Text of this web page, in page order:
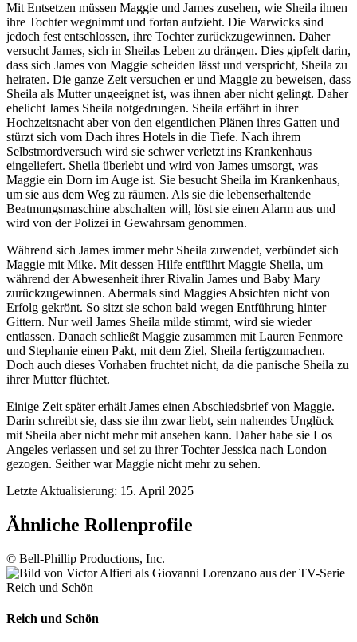
Mit Entsetzen müssen Maggie und James zusehen, wie Sheila ihnen
ihre Tochter wegnimmt und fortan aufzieht. Die Warwicks sind
jedoch fest entschlossen, ihre Tochter zurückzugewinnen. Daher
versucht James, sich in Sheilas Leben zu drängen. Dies gipfelt darin,
dass sich James von Maggie scheiden lässt und verspricht, Sheila zu
heiraten. Die ganze Zeit versuchen er und Maggie zu beweisen, dass
Sheila als Mutter ungeeignet ist, was ihnen aber nicht gelingt. Daher
ehelicht James Sheila notgedrungen. Sheila erfährt in ihrer
Hochzeitsnacht aber von den eigentlichen Plänen ihres Gatten und
stürzt sich vom Dach ihres Hotels in die Tiefe. Nach ihrem
Selbstmordversuch wird sie schwer verletzt ins Krankenhaus
eingeliefert. Sheila überlebt und wird von James umsorgt, was
Maggie ein Dorn im Auge ist. Sie besucht Sheila im Krankenhaus,
um sie aus dem Weg zu räumen. Als sie die lebenserhaltende
Beatmungsmaschine abschalten will, löst sie einen Alarm aus und
wird von der Polizei in Gewahrsam genommen.
Während sich James immer mehr Sheila zuwendet, verbündet sich
Maggie mit Mike. Mit dessen Hilfe entführt Maggie Sheila, um
während der Abwesenheit ihrer Rivalin James und Baby Mary
zurückzugewinnen. Abermals sind Maggies Absichten nicht von
Erfolg gekrönt. So sitzt sie schon bald wegen Entführung hinter
Gittern. Nur weil James Sheila milde stimmt, wird sie wieder
entlassen. Danach schließt Maggie zusammen mit Lauren Fenmore
und Stephanie einen Pakt, mit dem Ziel, Sheila fertigzumachen.
Doch auch dieses Vorhaben fruchtet nicht, da die panische Sheila zu
ihrer Mutter flüchtet.
Einige Zeit später erhält James einen Abschiedsbrief von Maggie.
Darin schreibt sie, dass sie ihn zwar liebt, sein nahendes Unglück
mit Sheila aber nicht mehr mit ansehen kann. Daher habe sie Los
Angeles verlassen und sei zu ihrer Tochter Jessica nach London
gezogen. Seither war Maggie nicht mehr zu sehen.
Letzte Aktualisierung: 15. April 2025
Ähnliche Rollenprofile
© Bell-Phillip Productions, Inc.
Reich und Schön